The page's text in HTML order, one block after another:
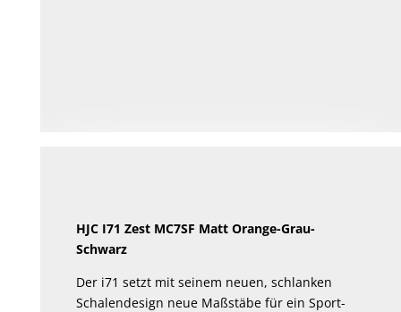
HJC I71 Zest MC7SF Matt Orange-Grau-
Schwarz
Der i71 setzt mit seinem neuen, schlanken
Schalendesign neue Maßstäbe für ein Sport-